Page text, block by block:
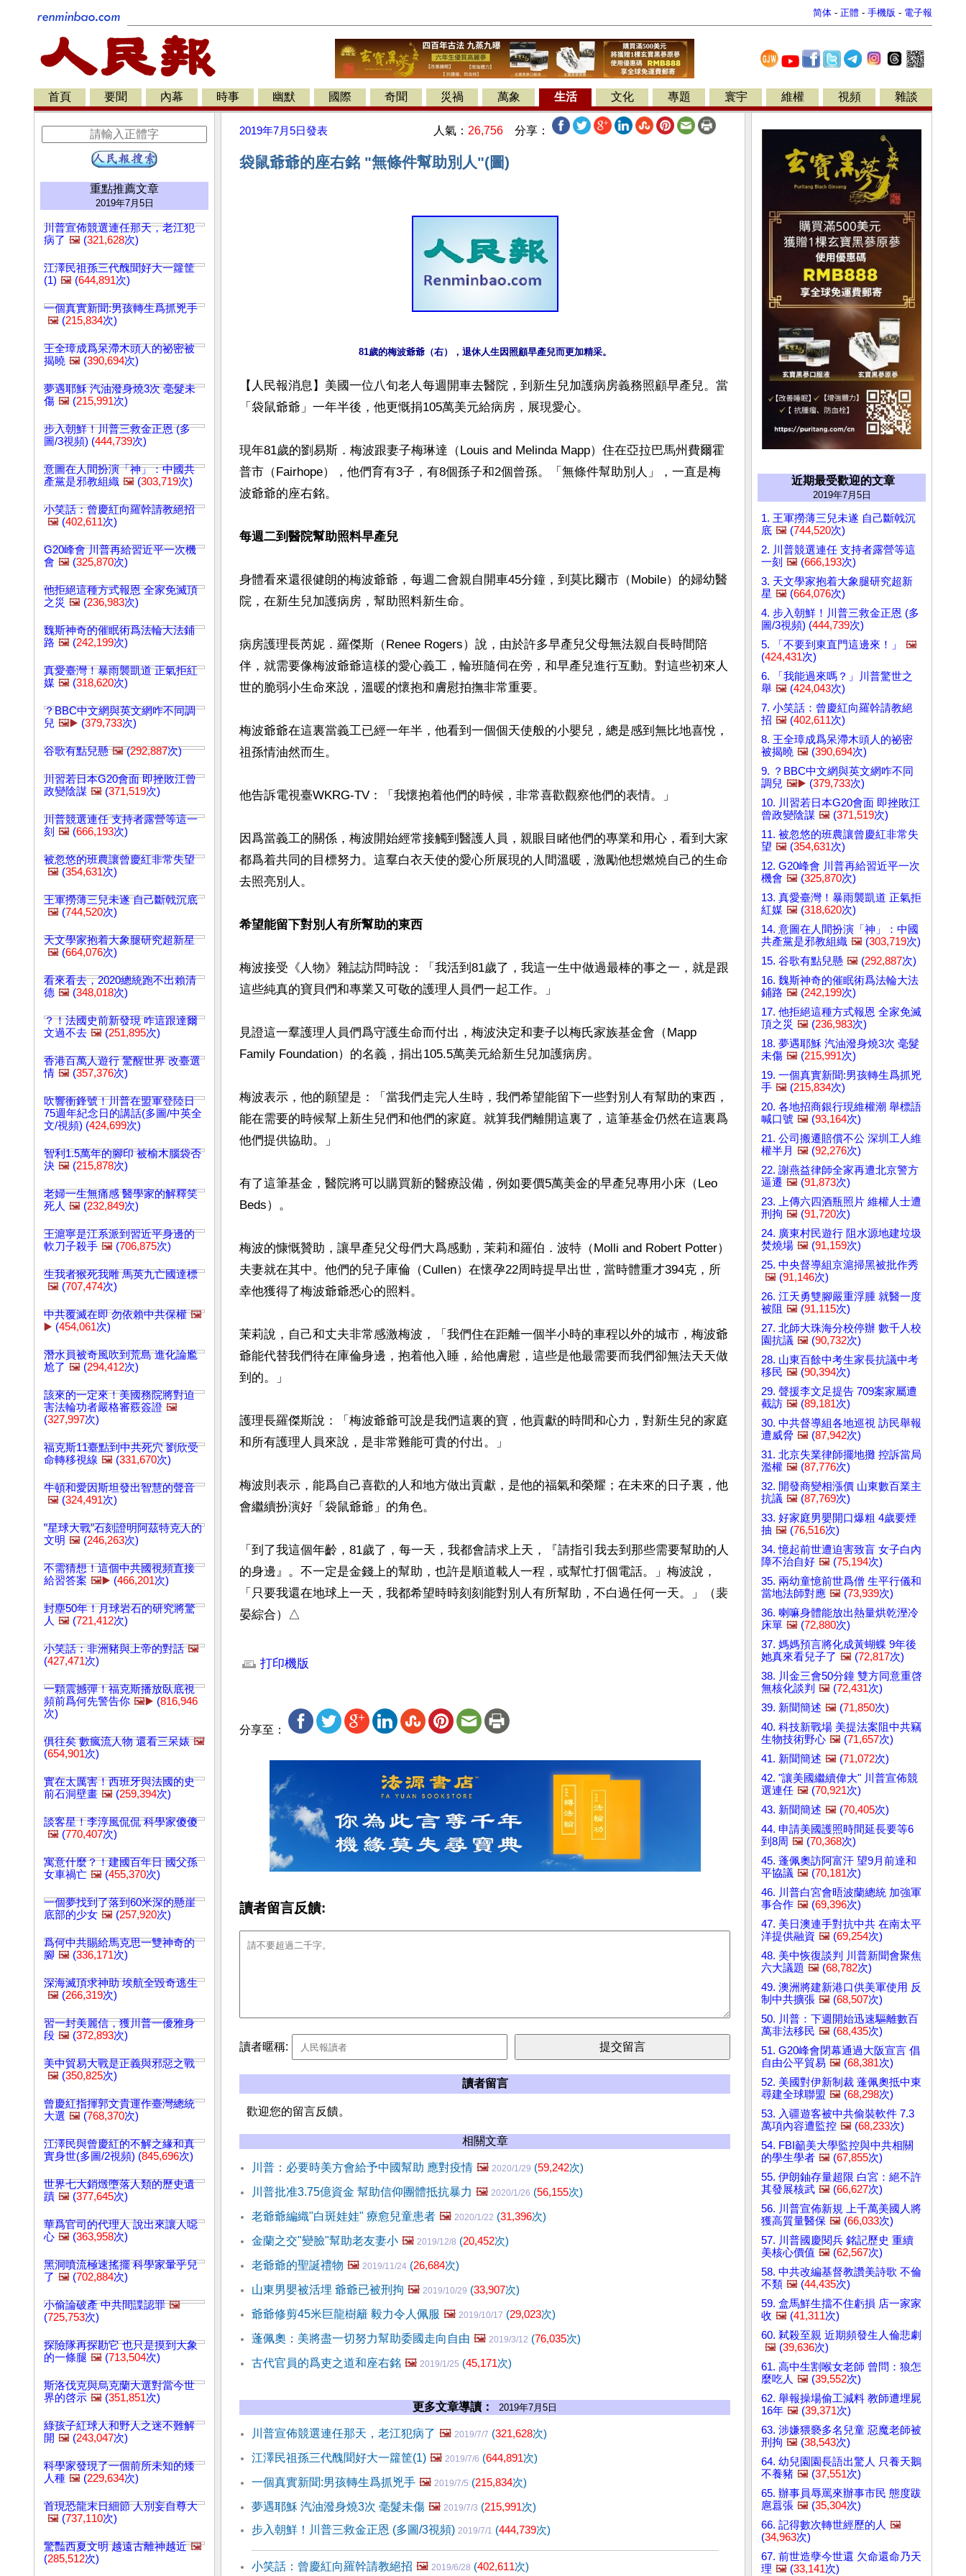
简体 - 正體 - 手機版 - 電子報
首頁 要聞 內幕 時事 幽默 國際 奇聞 災禍 萬象 生活 文化 專題 寰宇 維權 視頻 雜談
重點推薦文章
2019年7月5日
川普宣佈競選連任那天，老江犯
病了 🖼️ (321,628次)
江澤民祖孫三代醜聞好大一籮筐
(1) 🖼️ (644,891次)
一個真實新聞:男孩轉生爲抓兇手
🖼️ (215,834次)
王全璋成爲呆滯木頭人的祕密被
揭曉 🖼️ (390,694次)
夢遇耶穌 汽油潑身燒3次 毫髮未
傷 🖼️ (215,991次)
步入朝鮮！川普三救金正恩 (多
圖/3視頻) (444,739次)
意圖在人間扮演「神」：中國共
產黨是邪教組織 🖼️ (303,719次)
小笑話：曾慶紅向羅幹請教絕招
🖼️ (402,611次)
G20峰會 川普再給習近平一次機
會 🖼️ (325,870次)
他拒絕這種方式報恩 全家免滅頂
之災 🖼️ (236,983次)
魏斯神奇的催眠術爲法輪大法鋪
路 🖼️ (242,199次)
真愛臺灣！暴雨襲凱道 正氣拒紅
媒 🖼️ (318,620次)
？BBC中文網與英文網咋不同調
兒 🖼️▶️ (379,733次)
谷歌有點兒懸 🖼️(292,887次)
川習若日本G20會面 即挫敗江曾
政變陰謀 🖼️ (371,519次)
川普競選連任 支持者露營等這一
刻 🖼️ (666,193次)
被忽悠的班農讓曾慶紅非常失望
🖼️ (354,631次)
王軍撈薄三兒未遂 自己斷戟沉底
🖼️ (744,520次)
天文學家抱着大象腿研究超新星
🖼️ (664,076次)
看來看去，2020總統跑不出賴清
德 🖼️ (348,018次)
？！法國史前新發現 咋這跟達爾
文過不去 🖼️ (251,895次)
香港百萬人遊行 驚醒世界 改臺選
情 🖼️ (357,376次)
吹響衝鋒號！川普在盟軍登陸日
75週年紀念日的講話(多圖/中英全
文/視頻) (424,699次)
智利1.5萬年的腳印 被榆木腦袋否
決 🖼️ (215,878次)
老婦一生無痛感 醫學家的解釋笑
死人 🖼️ (232,849次)
王滬寧是江系派到習近平身邊的
軟刀子殺手 🖼️ (706,875次)
生我者猴死我雕 馬英九亡國達標
🖼️ (707,474次)
中共覆滅在即 勿依賴中共保權 🖼️
▶️ (454,061次)
潛水員被奇風吹到荒島 進化論尷
尬了 🖼️ (294,412次)
該來的一定來！美國務院將對迫
害法輪功者嚴格審覈簽證 🖼️
(327,997次)
福克斯11臺點到中共死穴 劉欣受
命轉移視線 🖼️ (331,670次)
牛頓和愛因斯坦發出智慧的聲音
🖼️ (324,491次)
"星球大戰"石刻證明阿茲特克人的
文明 🖼️ (246,263次)
不需猜想！這個中共國視頻直接
給習答案 🖼️▶️ (466,201次)
封塵50年！月球岩石的研究將驚
人 🖼️ (721,412次)
小笑話：非洲豬與上帝的對話 🖼️
(427,471次)
一顆震撼彈！福克斯播放臥底視
頻前爲何先警告你 🖼️▶️ (816,946
次)
俱往矣 數瘋流人物 還看三呆婊 🖼️
(654,901次)
實在太厲害！西班牙與法國的史
前石洞壁畫 🖼️ (259,394次)
談客星！李淳風侃侃 科學家傻傻
🖼️ (770,407次)
寓意什麼？！建國百年日 國父孫
女車禍亡 🖼️ (455,370次)
一個夢找到了落到60米深的懸崖
底部的少女 🖼️ (257,920次)
爲何中共賜給馬克思一雙神奇的
腳 🖼️ (336,171次)
深海滅頂求神助 埃航全毀奇逃生
🖼️ (266,319次)
習一封美麗信，獲川普一優雅身
段 🖼️ (372,893次)
美中貿易大戰是正義與邪惡之戰
🖼️ (350,825次)
曾慶紅指揮郭文貴運作臺灣總統
大選 🖼️ (768,370次)
江澤民與曾慶紅的不解之緣和真
實身世(多圖/2視頻) (845,696次)
世界七大銷燬墮落人類的歷史遺
蹟 🖼️ (377,645次)
華爲官司的代理人 說出來讓人噁
心 🖼️ (363,958次)
黑洞噴流極速搖擺 科學家暈乎兒
了 🖼️ (702,884次)
小偷論破產 中共間諜認罪 🖼️
(725,753次)
探險隊再探勘它 也只是摸到大象
的一條腿 🖼️ (713,504次)
斯洛伐克與烏克蘭大選對當今世
界的啓示 🖼️ (351,851次)
綠孩子紅球人和野人之迷不難解
開 🖼️ (243,047次)
科學家發現了一個前所未知的矮
人種 🖼️ (229,634次)
首現恐龍末日細節 人別妄自尊大
🖼️ (737,110次)
驚豔西夏文明 越遠古離神越近 🖼️
(285,512次)
2019年7月5日發表 人氣： 26,756 分享：
袋鼠爺爺的座右銘 "無條件幫助別人"(圖)
【人民報消息】美國一位八旬老人每週開車去醫院，到新生兒加護病房義務照顧早產兒。當
「袋鼠爺爺」一年半後，他更慨捐105萬美元給病房，展現愛心。
現年81歲的劉易斯．梅波跟妻子梅琳達（Louis and Melinda Mapp）住在亞拉巴馬州費爾霍
普市（Fairhope），他們育有3子，有8個孫子和2個曾孫。「無條件幫助別人」，一直是梅
波爺爺的座右銘。
每週二到醫院幫助照料早產兒
身體看來還很健朗的梅波爺爺，每週二會親自開車45分鐘，到莫比爾市（Mobile）的婦幼醫
院，在新生兒加護病房，幫助照料新生命。
病房護理長芮妮．羅傑斯（Renee Rogers）說，由於許多早產兒父母無法親自長時間陪
伴，就需要像梅波爺爺這樣的愛心義工，輪班隨伺在旁，和早產兒進行互動。對這些初來人
世的脆弱小生命來說，溫暖的懷抱和膚慰拍撫非常重要。
梅波爺爺在這裏當義工已經一年半，他看到一個個天使般的小嬰兒，總是感到無比地喜悅，
祖孫情油然而生。
他告訴電視臺WKRG-TV：「我懷抱着他們的時候，非常喜歡觀察他們的表情。」
因爲當義工的關係，梅波開始經常接觸到醫護人員，親眼目睹他們的專業和用心，看到大家
都爲着共同的目標努力。這羣白衣天使的愛心所展現的人間溫暖，激勵他想燃燒自己的生命
去照亮別人。
希望能留下對別人有所幫助的東西
梅波接受《人物》雜誌訪問時說：「我活到81歲了，我這一生中做過最棒的事之一，就是跟
這些純真的寶貝們和專業又可敬的護理人員們一起工作。」
見證這一羣護理人員們爲守護生命而付出，梅波決定和妻子以梅氏家族基金會（Mapp
Family Foundation）的名義，捐出105.5萬美元給新生兒加護病房。
梅波表示，他的願望是：「當我們走完人生時，我們希望能留下一些對別人有幫助的東西，
能在需要的時候幫上新生兒們和他們的家庭。就算我們離開這裏了，這筆基金仍然在這裏爲
他們提供協助。」
有了這筆基金，醫院將可以購買新的醫療設備，例如要價5萬美金的早產兒專用小床（Leo
Beds）。
梅波的慷慨贊助，讓早產兒父母們大爲感動，茉莉和羅伯．波特（Molli and Robert Potter）
夫妻就在其中。他們的兒子庫倫（Cullen）在懷孕22周時提早出世，當時體重才394克，所
幸他獲得了梅波爺爺悉心的照料。
茉莉說，自己和丈夫非常感激梅波，「我們住在距離一個半小時的車程以外的城市，梅波爺
爺能代替我們待在庫倫身邊，抱着他入睡，給他膚慰，這些是他最需要而我們卻無法天天做
到的。」
護理長羅傑斯說：「梅波爺爺可說是我們這裏的寶，他貢獻的時間和心力，對新生兒的家庭
和所有護理人員來說，是非常難能可貴的付出。」
梅波則表示，能爲自己喜歡的人和地方做出貢獻，是他的福氣和榮耀；在未來的日子裏，他
會繼續扮演好「袋鼠爺爺」的角色。
「到了我這個年齡，81歲了，每一天，我都會請求上天，『請指引我去到那些需要幫助的人
的身邊』。不一定是金錢上的幫助，也許是順道載人一程，或幫忙打個電話。」梅波說，
「只要我還在地球上一天，我都希望時時刻刻能對別人有所幫助，不白過任何一天。」（裴
晏綜合）△
打印機版
分享至：
讀者留言反饋:
讀者暱稱:
讀者留言
歡迎您的留言反饋。
相關文章
川普：必要時美方會給予中國幫助 應對疫情 🖼️ 2020/1/29 (59,242次)
川普批准3.75億資金 幫助信仰團體抵抗暴力 🖼️ 2020/1/26 (56,155次)
老爺爺編織"白斑娃娃" 療愈兒童患者 🖼️ 2020/1/22 (31,396次)
金蘭之交"變臉"幫助老友妻小 🖼️ 2019/12/8 (20,452次)
老爺爺的聖誕禮物 🖼️ 2019/11/24 (26,684次)
山東男嬰被活埋 爺爺已被刑拘 🖼️ 2019/10/29 (33,907次)
爺爺修剪45米巨龍樹籬 毅力令人佩服 🖼️ 2019/10/17 (29,023次)
蓬佩奧：美將盡一切努力幫助委國走向自由 🖼️ 2019/3/12 (76,035次)
古代官員的爲吏之道和座右銘 🖼️ 2019/1/25 (45,171次)
更多文章導讀： 2019年7月5日
川普宣佈競選連任那天，老江犯病了 🖼️ 2019/7/7 (321,628次)
江澤民祖孫三代醜聞好大一籮筐(1) 🖼️ 2019/7/6 (644,891次)
一個真實新聞:男孩轉生爲抓兇手 🖼️ 2019/7/5 (215,834次)
夢遇耶穌 汽油潑身燒3次 毫髮未傷 🖼️ 2019/7/3 (215,991次)
步入朝鮮！川普三救金正恩 (多圖/3視頻) 2019/7/1 (444,739次)
小笑話：曾慶紅向羅幹請教絕招 🖼️ 2019/6/28 (402,611次)
近期最受歡迎的文章
2019年7月5日
1. 王軍撈薄三兒未遂 自己斷戟沉
底 🖼️ (744,520次)
2. 川普競選連任 支持者露營等這
一刻 🖼️ (666,193次)
3. 天文學家抱着大象腿研究超新
星 🖼️ (664,076次)
4. 步入朝鮮！川普三救金正恩 (多
圖/3視頻) (444,739次)
5. 「不要到東直門這邊來！」
🖼️
(424,431次)
6. 「我能過來嗎？」川普驚世之
舉 🖼️ (424,043次)
7. 小笑話：曾慶紅向羅幹請教絕
招 🖼️ (402,611次)
8. 王全璋成爲呆滯木頭人的祕密
被揭曉 🖼️ (390,694次)
9. ？BBC中文網與英文網咋不同
調兒 🖼️▶️ (379,733次)
10. 川習若日本G20會面 即挫敗江
曾政變陰謀 🖼️ (371,519次)
11. 被忽悠的班農讓曾慶紅非常失
望 🖼️ (354,631次)
12. G20峰會 川普再給習近平一次
機會 🖼️ (325,870次)
13. 真愛臺灣！暴雨襲凱道 正氣拒
紅媒 🖼️ (318,620次)
14. 意圖在人間扮演「神」：中國
共產黨是邪教組織 🖼️ (303,719次)
15. 谷歌有點兒懸 🖼️ (292,887次)
16. 魏斯神奇的催眠術爲法輪大法
鋪路 🖼️ (242,199次)
17. 他拒絕這種方式報恩 全家免滅
頂之災 🖼️ (236,983次)
18. 夢遇耶穌 汽油潑身燒3次 毫髮
未傷 🖼️ (215,991次)
19. 一個真實新聞:男孩轉生爲抓兇
手 🖼️ (215,834次)
20. 各地招商銀行現維權潮 舉標語
喊口號 🖼️ (93,164次)
21. 公司搬遷賠償不公 深圳工人維
權半月 🖼️ (92,276次)
22. 謝燕益律師全家再遭北京警方
逼遷 🖼️ (91,873次)
23. 上傳六四酒瓶照片 維權人士遭
刑拘 🖼️ (91,720次)
24. 廣東村民遊行 阻水源地建垃圾
焚燒場 🖼️ (91,159次)
25. 中央督導組京滬掃黑被批作秀
🖼️ (91,146次)
26. 江天勇雙腳嚴重浮腫 就醫一度
被阻 🖼️ (91,115次)
27. 北師大珠海分校停辦 數千人校
園抗議 🖼️ (90,732次)
28. 山東百餘中考生家長抗議中考
移民 🖼️ (90,394次)
29. 聲援李文足提告 709案家屬遭
截訪 🖼️ (89,181次)
30. 中共督導組各地巡視 訪民舉報
遭威脅 🖼️ (87,942次)
31. 北京失業律師擺地攤 控訴當局
濫權 🖼️ (87,776次)
32. 開發商變相漲價 山東數百業主
抗議 🖼️ (87,769次)
33. 好家庭男嬰開口爆粗 4歲要煙
抽 🖼️ (76,516次)
34. 憶起前世遭迫害致盲 女子白內
障不治自好 🖼️ (75,194次)
35. 兩幼童憶前世爲僧 生平行儀和
當地法師對應 🖼️ (73,939次)
36. 喇嘛身體能放出熱量烘乾溼冷
床單 🖼️ (72,880次)
37. 媽媽預言將化成黃蝴蝶 9年後
她真來看兒子了 🖼️ (72,817次)
38. 川金三會50分鐘 雙方同意重啓
無核化談判 🖼️ (72,431次)
39. 新聞簡述 🖼️ (71,850次)
40. 科技新戰場 美提法案阻中共竊
生物技術野心 🖼️ (71,657次)
41. 新聞簡述 🖼️ (71,072次)
42. "讓美國繼續偉大" 川普宣佈競
選連任 🖼️ (70,921次)
43. 新聞簡述 🖼️ (70,405次)
44. 申請美國護照時間延長要等6
到8周 🖼️ (70,368次)
45. 蓬佩奧訪阿富汗 望9月前達和
平協議 🖼️ (70,181次)
46. 川普白宮會晤波蘭總統 加強軍
事合作 🖼️ (69,396次)
47. 美日澳連手對抗中共 在南太平
洋提供融資 🖼️ (69,254次)
48. 美中恢復談判 川普新聞會聚焦
六大議題 🖼️ (68,782次)
49. 澳洲將建新港口供美軍使用 反
制中共擴張 🖼️ (68,507次)
50. 川普：下週開始迅速驅離數百
萬非法移民 🖼️ (68,435次)
51. G20峰會閉幕通過大阪宣言 倡
自由公平貿易 🖼️ (68,381次)
52. 美國對伊新制裁 蓬佩奧抵中東
尋建全球聯盟 🖼️ (68,298次)
53. 入疆遊客被中共偷裝軟件 7.3
萬項內容遭監控 🖼️ (68,233次)
54. FBI籲美大學監控與中共相關
的學生學者 🖼️ (67,855次)
55. 伊朗鈾存量超限 白宮：絕不許
其發展核武 🖼️ (66,627次)
56. 川普宣佈新規 上千萬美國人將
獲高質量醫保 🖼️ (66,033次)
57. 川普國慶閱兵 銘記歷史 重續
美核心價值 🖼️ (62,567次)
58. 中共改編基督教讚美詩歌 不倫
不類 🖼️ (44,435次)
59. 盒馬鮮生擋不住虧損 店一家家
收 🖼️ (41,311次)
60. 弒殺至親 近期頻發生人倫悲劇
🖼️ (39,636次)
61. 高中生割喉女老師 曾問：狼怎
麼吃人 🖼️ (39,552次)
62. 舉報操場偷工減料 教師遭埋屍
16年 🖼️ (39,371次)
63. 涉嫌猥褻多名兒童 惡魔老師被
刑拘 🖼️ (38,543次)
64. 幼兒園園長語出驚人 只養天鵝
不養豬 🖼️ (37,551次)
65. 辦事員辱罵來辦事市民 態度跋
扈囂張 🖼️ (35,304次)
66. 記得數次轉世經歷的人 🖼️
(34,963次)
67. 前世造孽今世還 欠命還命乃天
理 🖼️ (33,141次)